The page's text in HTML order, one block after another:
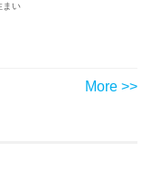
まい
More >>